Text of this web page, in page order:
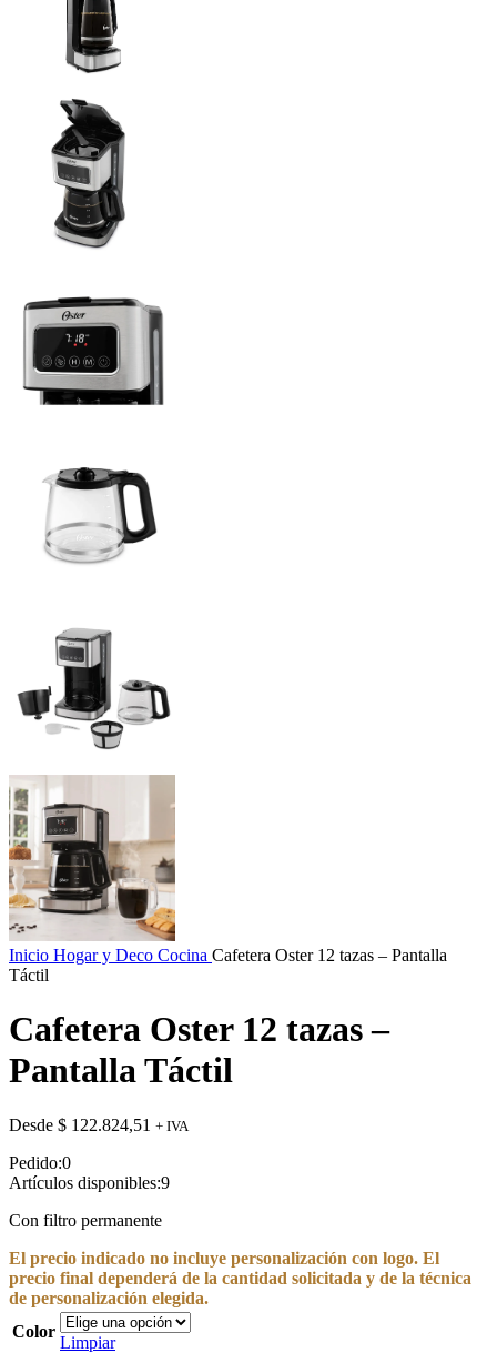
Inicio Hogar y Deco Cocina Cafetera Oster 12 tazas – Pantalla
Táctil
Cafetera Oster 12 tazas –
Pantalla Táctil
Desde $ 122.824,51 + IVA
Pedido:0
Artículos disponibles:9
Con filtro permanente
El precio indicado no incluye personalización con logo. El
precio final dependerá de la cantidad solicitada y de la técnica
de personalización elegida.
Color
Limpiar